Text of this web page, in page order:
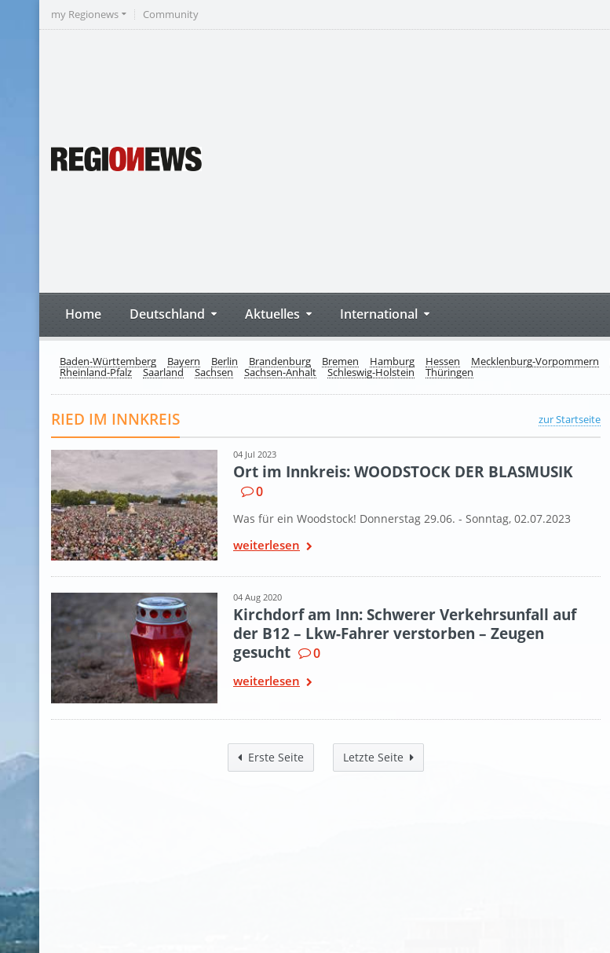
my Regionews Community
Home Deutschland Aktuelles International
Baden-Württemberg Bayern Berlin Brandenburg Bremen Hamburg Hessen Mecklenburg-Vorpommern
Rheinland-Pfalz Saarland Sachsen Sachsen-Anhalt Schleswig-Holstein Thüringen
zur Startseite
RIED IM INNKREIS
04 Jul 2023
Ort im Innkreis: WOODSTOCK DER BLASMUSIK
0
Was für ein Woodstock! Donnerstag 29.06. - Sonntag, 02.07.2023
weiterlesen
04 Aug 2020
Kirchdorf am Inn: Schwerer Verkehrsunfall auf
der B12 – Lkw-Fahrer verstorben – Zeugen
gesucht
0
weiterlesen
Erste Seite Letzte Seite